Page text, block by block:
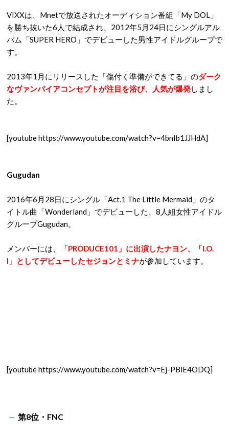
VIXXは、Mnetで放送されたオーディション番組「My DOL」
を勝ち抜いた6人で結成され、2012年5月24日にシングルアル
バム「SUPER HERO」でデビューした男性アイドルグループで
す。
2013年1月にリリースした「傷付く準備ができてる」のダーク
なヴァンパイアコンセプトが注目を浴び、人気が爆発しまし
た。
[youtube https://www.youtube.com/watch?v=4bnIb1JJHdA]
Gugudan
2016年6月28日にシングル「Act.1 The Little Mermaid」のタ
イトル曲「Wonderland」でデビューした、8人組女性アイドル
グループGugudan。
メンバーには、
「PRODUCE101」に出演したナヨン、「I.O.
I」としてデビューしたセジョンとミナが参加しています。
[youtube https://www.youtube.com/watch?v=Ej-PBlE4ODQ]
第8位・FNC